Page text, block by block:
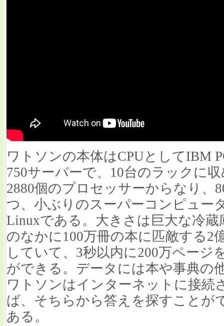
ワトソンの本体はCPUとしてIBM
750サーバーで、10台のラックに
2880個のプロセッサーからなり、
つ、小ぶりのスーパーコンピュー
Linuxである。大きさは巨大な冷
のなかに100万冊の本に匹敵する2
していて、3秒以内に200万ページ
ができる。データには本や事典の
ワトソンはインターネットに接続
ば、そちらから答えを探すことが
ある。